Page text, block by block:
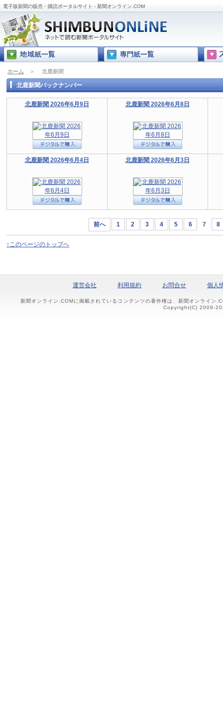
電子版新聞の販売・購読ポータルサイト - 新聞オンライン.COM
ホーム ＞ 北鹿新聞
北鹿新聞バックナンバー
北鹿新聞 2026年6月9日 北鹿新聞 2026年6月8日
北鹿新聞 2026年6月4日 北鹿新聞 2026年6月3日
前へ 1 2 3 4 5 6 7 8
↑このページのトップへ
運営会社 利用規約 お問合せ 個人
新聞オンライン.COMに掲載されているコンテンツの著作権は、新聞オンライン
Copyright(C) 2009-